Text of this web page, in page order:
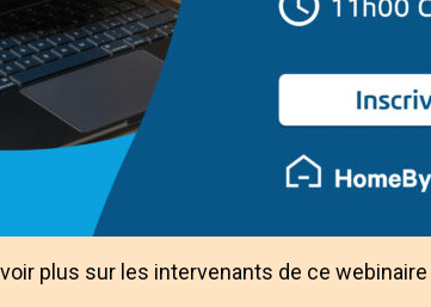
plus sur les intervenants de ce webinaire